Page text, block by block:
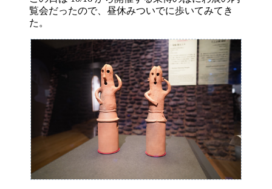
覧会だったので、昼休みついでに歩いてみてき
た。